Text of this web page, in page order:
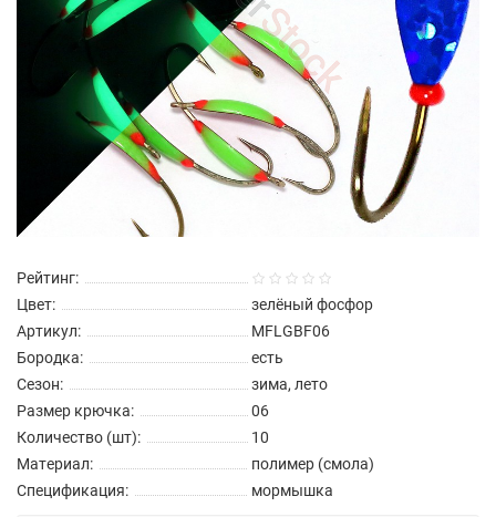
Рейтинг:
Цвет:
зелёный фосфор
Артикул:
MFLGBF06
Бородка:
есть
Сезон:
зима, лето
Размер крючка:
06
Количество (шт):
10
Материал:
полимер (смола)
Спецификация:
мормышка